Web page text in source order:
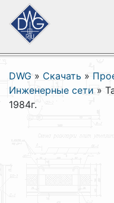
DWG » Скачать »
Инженерные сети »
1984г.